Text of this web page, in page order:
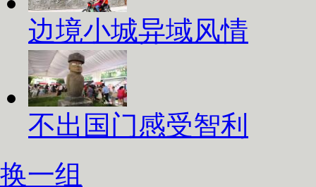
边境小城异域风情
不出国门感受智利
换一组